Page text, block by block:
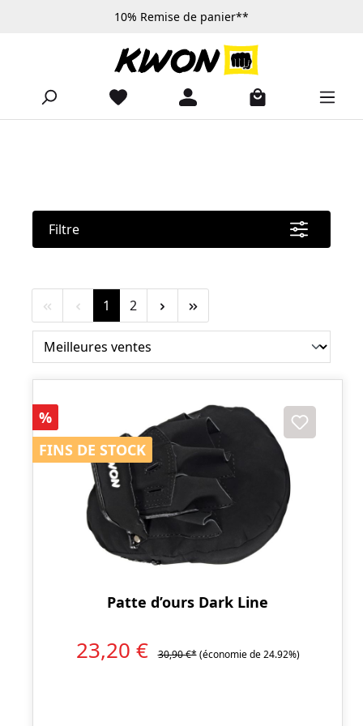
Passer au contenu principal10% Remise de panier**
Filtre
Page
1 Page
2
Réduction
%
FINS DE STOCK
FINS DE STOCK
Patte d’ours Dark Line
23,20 € 30,90 €* (économie de 24.92%)